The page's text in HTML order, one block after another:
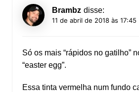
Brambz disse:
11 de abril de 2018 às 17:45
Só os mais “rápidos no gatilho”
“easter egg”.
Essa tinta vermelha num fundo